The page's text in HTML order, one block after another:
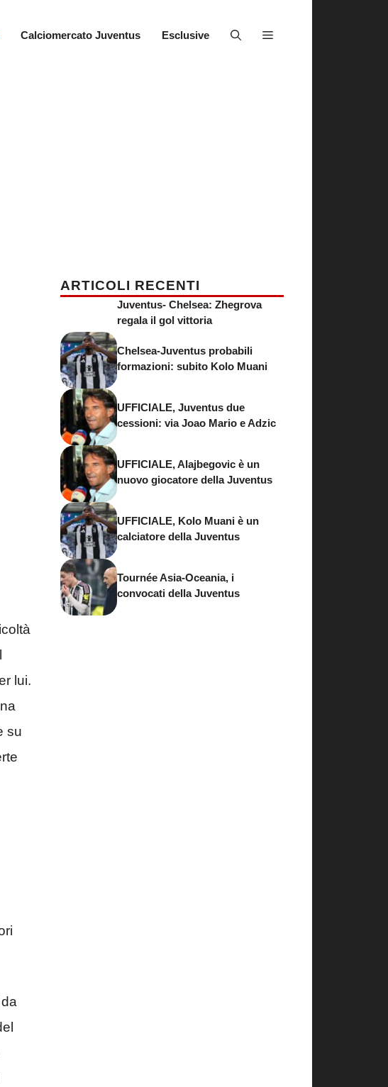
Calciomercato Juventus Esclusive
lui.
su
ARTICOLI RECENTI
Juventus- Chelsea: Zhegrova
regala il gol vittoria
Chelsea-Juventus probabili
formazioni: subito Kolo Muani
UFFICIALE, Juventus due
cessioni: via Joao Mario e Adzic
UFFICIALE, Alajbegovic è un
nuovo giocatore della Juventus
UFFICIALE, Kolo Muani è un
calciatore della Juventus
Tournée Asia-Oceania, i
convocati della Juventus